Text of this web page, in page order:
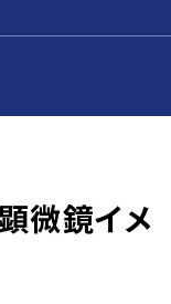
微鏡イメ